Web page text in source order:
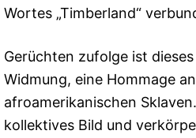
Wortes „Timberland“
Gerüchten zufolge ist
Widmung, eine Hommage
afroamerikanischen
kollektives Bild und